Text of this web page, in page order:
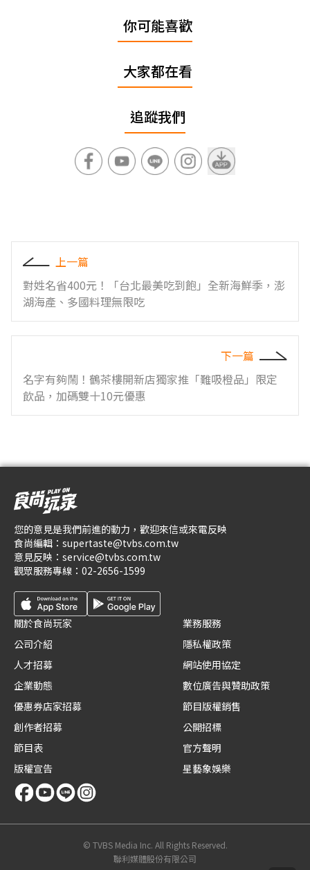
你可能喜歡
大家都在看
追蹤我們
上一篇
對姓名省400元！「台北最美吃到飽」全新海鮮季，澎
湖海產、多國料理無限吃
下一篇
名字有夠鬧！鶴茶樓開新店獨家推「難吸橙品」限定
飲品，加碼雙十10元優惠
您的意見是我們前進的動力，歡迎來信或來電反映
食尚編輯： supertaste@tvbs.com.tw
意見反映： service@tvbs.com.tw
觀眾服務專線： 02-2656-1599
關於食尚玩家
公司介紹
人才招募
企業動態
優惠券店家招募
創作者招募
節目表
版權宣告
業務服務
隱私權政策
網站使用協定
數位廣告與贊助政策
節目版權銷售
公開招標
官方聲明
星藝象娛樂
© TVBS Media Inc. All Rights Reserved.
聯利媒體股份有限公司